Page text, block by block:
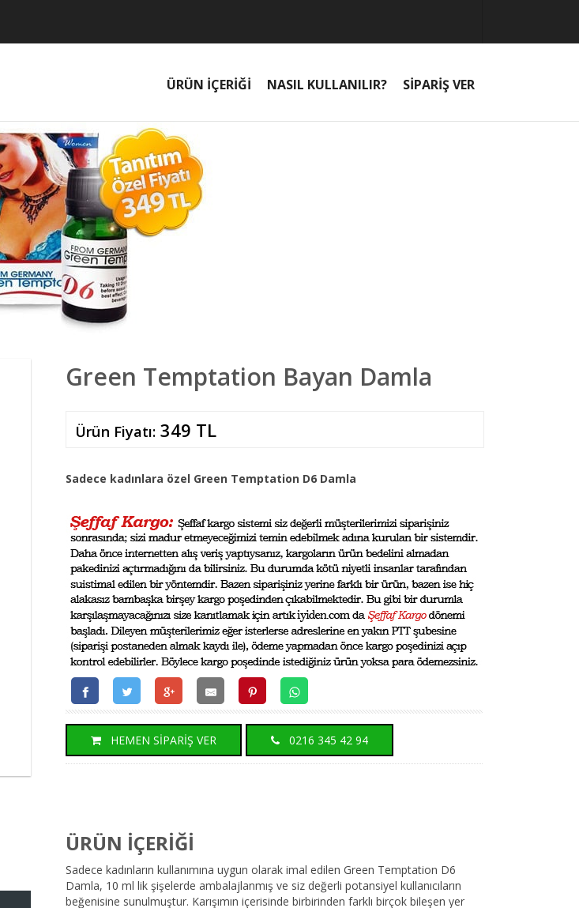
ÜRÜN İÇERİĞİ NASIL KULLANILIR? SİPARİŞ VER
Green Temptation Bayan Damla
Ürün Fiyatı:349 TL
Sadece kadınlara özel Green Temptation D6 Damla
HEMEN SİPARİŞ VER 0216 345 42 94
ÜRÜN İÇERİĞİ
Sadece kadınların kullanımına uygun olarak imal edilen Green Temptation D6
Damla, 10 ml lik şişelerde ambalajlanmış ve siz değerli potansiyel kullanıcıların
beğenisine sunulmuştur. Karışımın içerisinde birbirinden farklı birçok bileşen yer